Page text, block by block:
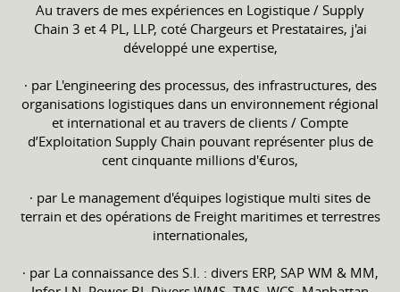
Au travers de mes expériences en Logistique / Supply
Chain 3 et 4 PL, LLP, coté Chargeurs et Prestataires, j'ai
développé une expertise,
∙ par L'engineering des processus, des infrastructures, des
organisations logistiques dans un environnement régional
et international et au travers de clients / Compte
d’Exploitation Supply Chain pouvant représenter plus de
cent cinquante millions d'€uros,
∙ par Le management d'équipes logistique multi sites de
terrain et des opérations de Freight maritimes et terrestres
internationales,
∙ par La connaissance des S.I. : divers ERP, SAP WM & MM,